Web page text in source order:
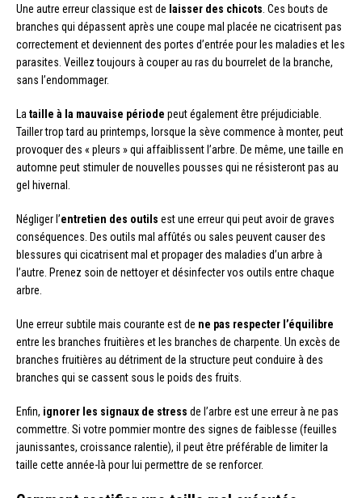
Une autre erreur classique est de laisser des chicots . Ces bouts de
branches qui dépassent après une coupe mal placée ne cicatrisent pas
correctement et deviennent des portes d’entrée pour les maladies et les
parasites. Veillez toujours à couper au ras du bourrelet de la branche,
sans l’endommager.
La taille à la mauvaise période peut également être préjudiciable.
Tailler trop tard au printemps, lorsque la sève commence à monter, peut
provoquer des « pleurs » qui affaiblissent l’arbre. De même, une taille en
automne peut stimuler de nouvelles pousses qui ne résisteront pas au
gel hivernal.
Négliger l’entretien des outils est une erreur qui peut avoir de graves
conséquences. Des outils mal affûtés ou sales peuvent causer des
blessures qui cicatrisent mal et propager des maladies d’un arbre à
l’autre. Prenez soin de nettoyer et désinfecter vos outils entre chaque
arbre.
Une erreur subtile mais courante est de ne pas respecter l’équilibre
entre les branches fruitières et les branches de charpente. Un excès de
branches fruitières au détriment de la structure peut conduire à des
branches qui se cassent sous le poids des fruits.
Enfin, ignorer les signaux de stress de l’arbre est une erreur à ne pas
commettre. Si votre pommier montre des signes de faiblesse (feuilles
jaunissantes, croissance ralentie), il peut être préférable de limiter la
taille cette année-là pour lui permettre de se renforcer.